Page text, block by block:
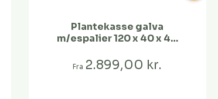
Plantekasse galva
m/espalier 120 x 40 x 40
Fra 2.899,00 kr.